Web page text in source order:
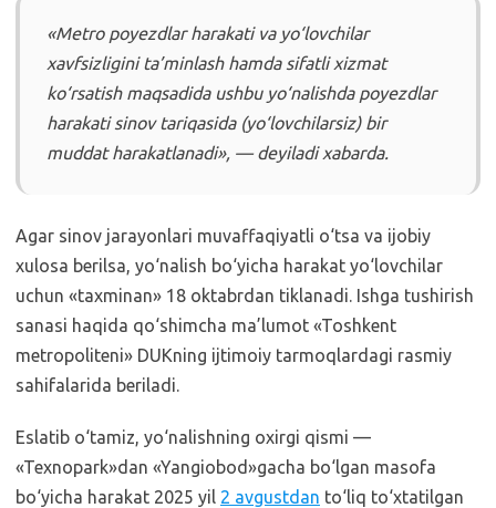
«Metro poyezdlar harakati va yo‘lovchilar
xavfsizligini ta’minlash hamda sifatli xizmat
ko‘rsatish maqsadida ushbu yo‘nalishda poyezdlar
harakati sinov tariqasida (yo‘lovchilarsiz) bir
muddat harakatlanadi», — deyiladi xabarda.
Agar sinov jarayonlari muvaffaqiyatli o‘tsa va ijobiy
xulosa berilsa, yo‘nalish bo‘yicha harakat yo‘lovchilar
uchun «taxminan» 18 oktabrdan tiklanadi. Ishga tushirish
sanasi haqida qo‘shimcha ma’lumot «Toshkent
metropoliteni» DUKning ijtimoiy tarmoqlardagi rasmiy
sahifalarida beriladi.
Eslatib o‘tamiz, yo‘nalishning oxirgi qismi —
«Texnopark»dan «Yangiobod»gacha bo‘lgan masofa
bo‘yicha harakat 2025 yil 2 avgustdan to‘liq to‘xtatilgan